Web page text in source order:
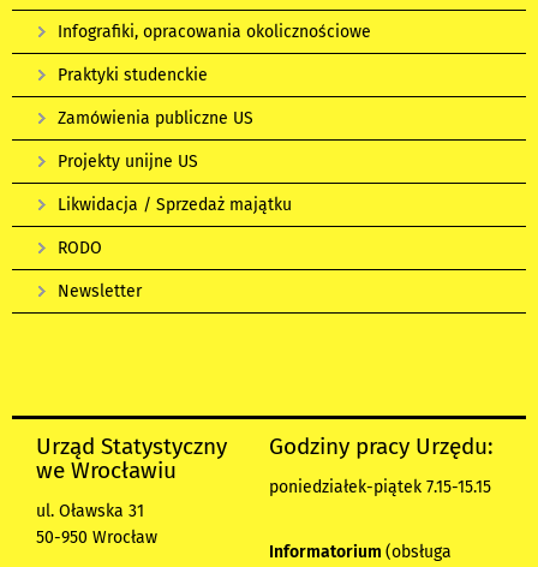
Infografiki, opracowania okolicznościowe
Praktyki studenckie
Zamówienia publiczne US
Projekty unijne US
Likwidacja / Sprzedaż majątku
RODO
Newsletter
Urząd Statystyczny
we Wrocławiu
ul. Oławska 31
50-950 Wrocław
Godziny pracy Urzędu:
poniedziałek-piątek 7.15-15.15
Informatorium (obsługa